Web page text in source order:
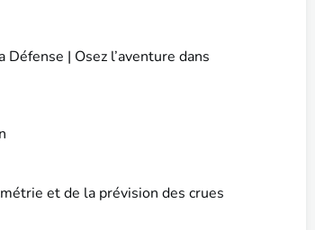
Défense | Osez l’aventure dans
et de la prévision des crues